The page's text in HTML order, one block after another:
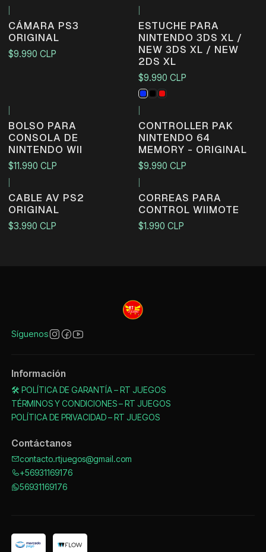
CÁMARA PS3
ORIGINAL
$9.990 CLP
ESTUCHE PARA
NINTENDO 3DS XL /
NEW 3DS XL / NEW
2DS XL
$9.990 CLP
BOLSO PARA
CONSOLA DE
NINTENDO WII
$11.990 CLP
CONTROLLER PAK
NINTENDO 64
MEMORY - ORIGINAL
$9.990 CLP
CABLE AV PS2
ORIGINAL
$3.990 CLP
CORREAS PARA
CONTROL WIIMOTE
$1.990 CLP
Síguenos
Información
🛠️ POLÍTICA DE GARANTÍA – RT JUEGOS
TÉRMINOS Y CONDICIONES – RT JUEGOS
POLÍTICA DE PRIVACIDAD – RT JUEGOS
Contáctanos
contacto.rtjuegos@gmail.com
+56931169176
56931169176